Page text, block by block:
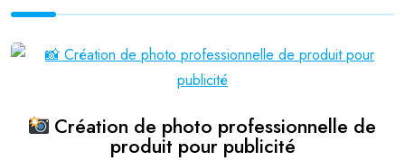
Création de photo professionnelle de
produit pour publicité